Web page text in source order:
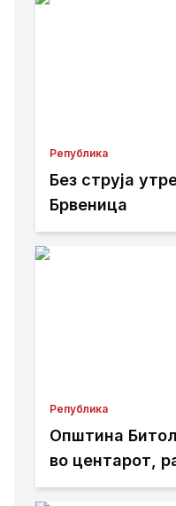
Република
Без струја
Брвеница
Република
Општина
во центарот,
завршна фаза